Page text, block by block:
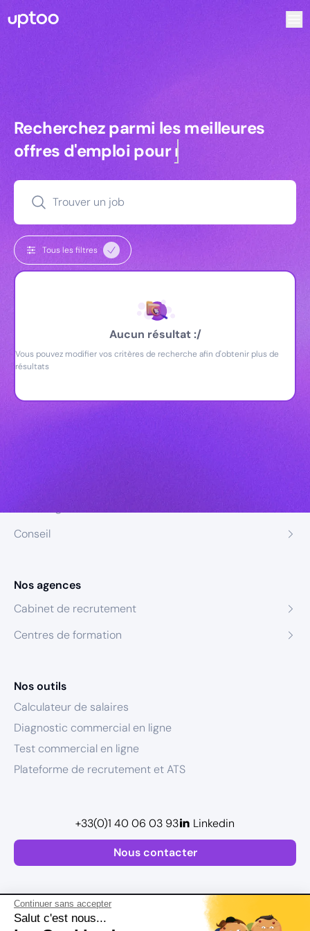
Continuer sans accepter
Salut c'est nous...
Recherchez parmi les meilleures
Recherchez parmi les meilleures
offres d'emploi pourcommerciaux
Trouver un job
Tous les filtres
Aucun résultat :/
Vous pouvez modifier vos critères de recherche afin d'obtenir plus de
résultats
Conseil
Nos agences
Cabinet de recrutement
Centres de formation
Nos outils
Calculateur de salaires
Diagnostic commercial en ligne
Test commercial en ligne
Plateforme de recrutement et ATS
Nous contacter
+33(0)1 40 06 03 93 Linkedin